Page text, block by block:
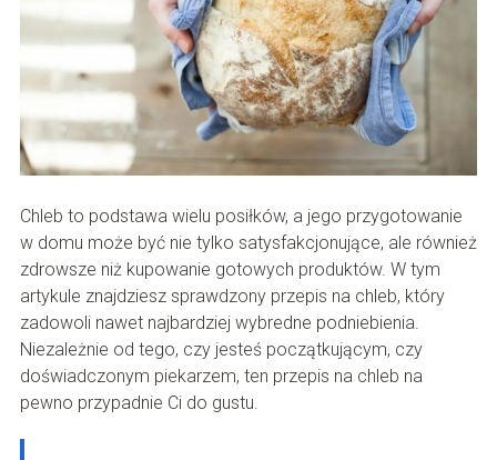
Chleb to podstawa wielu posiłków, a jego przygotowanie
w domu może być nie tylko satysfakcjonujące, ale również
zdrowsze niż kupowanie gotowych produktów. W tym
artykule znajdziesz sprawdzony przepis na chleb, który
zadowoli nawet najbardziej wybredne podniebienia.
Niezależnie od tego, czy jesteś początkującym, czy
doświadczonym piekarzem, ten przepis na chleb na
pewno przypadnie Ci do gustu.